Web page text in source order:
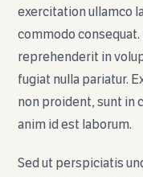
exercitation ullamco
commodo
reprehenderit in
fugiat nulla pariatur.
non proident, sunt in
anim id est laborum.
Sed ut perspiciatis